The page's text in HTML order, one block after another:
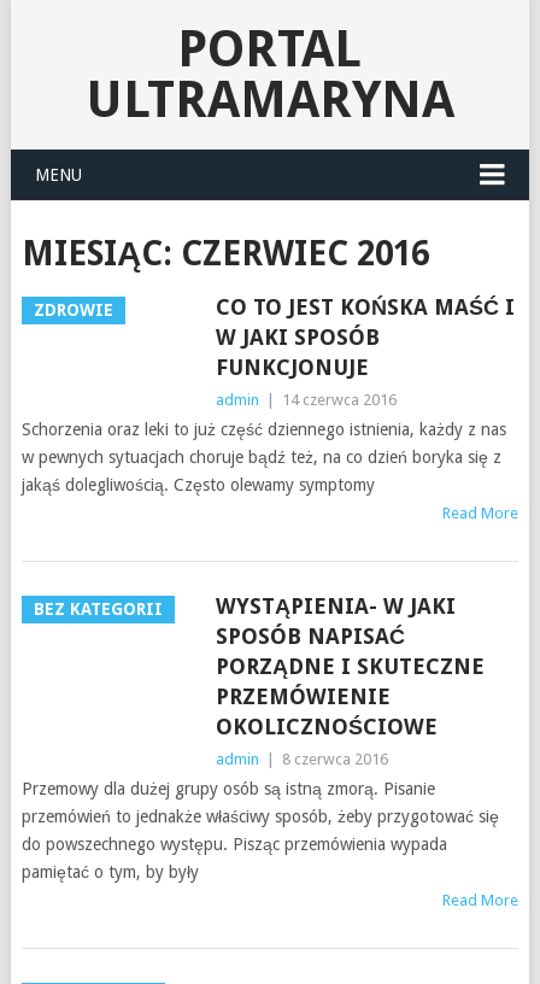
PORTAL
ULTRAMARYNA
MENU
MIESIĄC: CZERWIEC 2016
ZDROWIE
CO TO JEST KOŃSKA MAŚĆ I
W JAKI SPOSÓB
FUNKCJONUJE
admin 14 czerwca 2016
Schorzenia oraz leki to już część dziennego istnienia, każdy z nas
w pewnych sytuacjach choruje bądź też, na co dzień boryka się z
jakąś dolegliwością. Często olewamy symptomy
Read More
BEZ KATEGORII
WYSTĄPIENIA- W JAKI
SPOSÓB NAPISAĆ
PORZĄDNE I SKUTECZNE
PRZEMÓWIENIE
OKOLICZNOŚCIOWE
admin 8 czerwca 2016
Przemowy dla dużej grupy osób są istną zmorą. Pisanie
przemówień to jednakże właściwy sposób, żeby przygotować się
do powszechnego występu. Pisząc przemówienia wypada
pamiętać o tym, by były
Read More